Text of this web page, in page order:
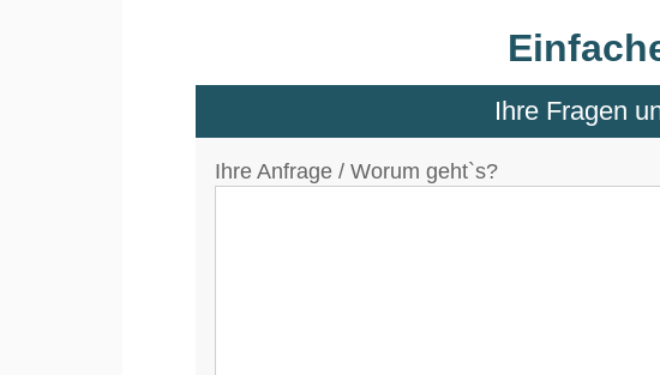
Ihre Fragen
Ihre Anfrage / Worum geht`s?